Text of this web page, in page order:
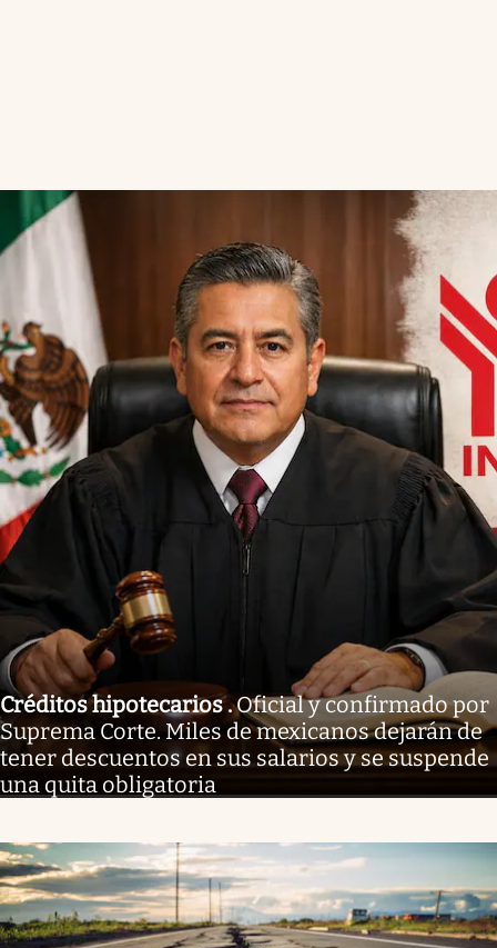
Créditos hipotecarios.Oficial y confirmado por
Suprema Corte. Miles de mexicanos dejarán de
tener descuentos en sus salarios y se suspende
una quita obligatoria